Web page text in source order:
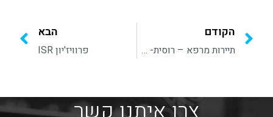
הקודם
תיירות מרפא – רוסית- עלית מדיקל
הבא
פרוויז'יון ISR